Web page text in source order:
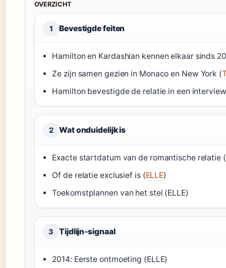
OVERZICHT
1 Bevestigde feiten
Hamilton en Kardashian kennen elkaar sinds
Ze zijn samen gezien in Monaco en New York (
Hamilton bevestigde de relatie in een
2 Wat onduidelijk is
Exacte startdatum van de romantische relatie (
Of de relatie exclusief is (ELLE)
Toekomstplannen van het stel (ELLE)
3 Tijdlijn-signaal
2014: Eerste ontmoeting (ELLE)